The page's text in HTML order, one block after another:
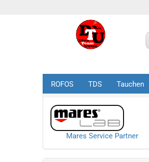
ROFOS TDS Tauchen
Mares Service Partner
Mares Service Partner